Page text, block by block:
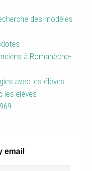
des modèles
à Romanèche-
avec les élèves
les élèves
email